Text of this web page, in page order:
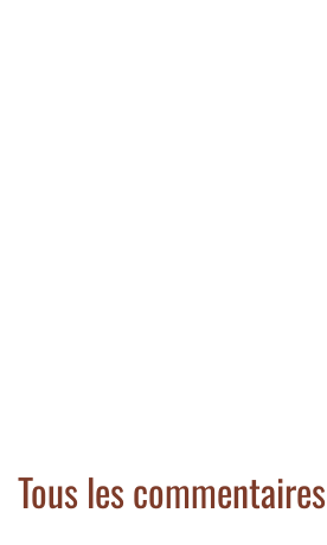
Tous les commentaires